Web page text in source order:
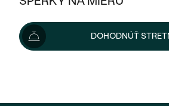
KOMBINOVANÉ ZLATO
PODĽA ŠTÝLU
BEZ KAMEŇA
POSTRANNÉ
HALO
VÝPREDAJ
ŠPERKY ČO POMÁHAJÚ
PLATINOVÉ
ZLATÉ
STRIEBORNÉ
VÝPREDAJ
DOHODNÚŤ
1 819 €
Šperk vám vyrobíme a doručíme do 3
Možnosti doručenia